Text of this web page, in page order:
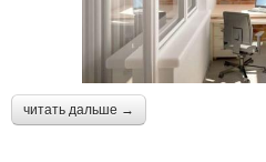
читать дальше →